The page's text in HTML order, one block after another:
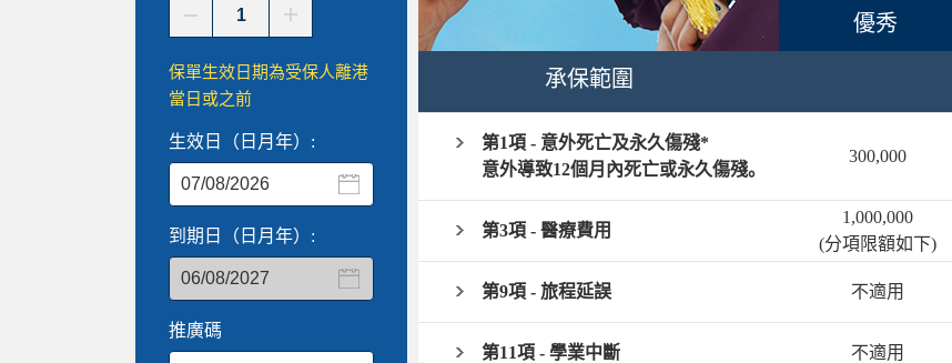
保單生效日期為受保人離港
當日或之前
生效日（日月年）:
到期日（日月年）:
推廣碼
優秀
承保範圍
第1項 - 意外死亡及永久傷殘*
意外導致12個月內死亡或永久傷殘。
300,000
第3項 - 醫療費用
1,000,000
(分項限額如下)
第9項 - 旅程延誤 不適用
第11項 - 學業中斷 不適用